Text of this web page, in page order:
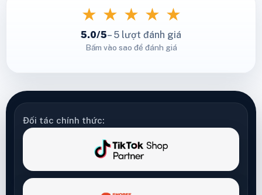
★ ★ ★ ★ ★
5.0/5– 5 lượt đánh giá
Bấm vào sao để đánh giá
Đối tác chính thức: